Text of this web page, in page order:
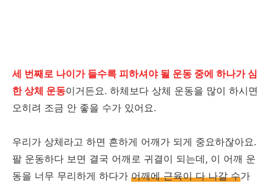
세 번째로 나이가 들수록 피하셔야 될 운동 중에 하나가 심
한 상체 운동이거든요. 하체보다 상체 운동을 많이 하시면
오히려 조금 안 좋을 수가 있어요.
우리가 상체라고 하면 흔하게 어깨가 되게 중요하잖아요.
팔 운동하다 보면 결국 어깨로 귀결이 되는데, 이 어깨 운
동을 너무 무리하게 하다가 어깨에 근육이 다 나갈 수가